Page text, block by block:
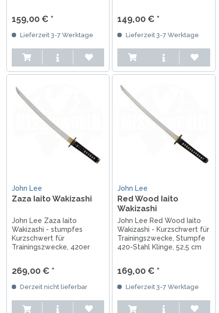
Rochenhaut, Holzscheide,
Verwendung, mit Zertifikat
und Siegel, geliefert in
Schutzhülle
159,00 € *
Lieferzeit 3-7 Werktage
scharfer Stahl, schwarze
Lieferung in
Sammlerschatulle inklusive
Zertifikat und Siegel
149,00 € *
Lieferzeit 3-7 Werktage
John Lee
Zaza Iaito Wakizashi
John Lee Zaza Iaito
Wakizashi - stumpfes
Kurzschwert für
Trainingszwecke, 420er
Büffelhorn-Abschlüssen,
verziertes Stichblatt,
Bambus-Zierrate, Holzgriff
mit Rochenhaut...
269,00 € *
Derzeit nicht lieferbar
John Lee
Red Wood Iaito
Wakizashi
John Lee Red Wood Iaito
Wakizashi - Kurzschwert für
Trainingszwecke, Stumpfe
420-Stahl Klinge, 52,5 cm
Lieferung in Sammlerbox
169,00 € *
Lieferzeit 3-7 Werktage